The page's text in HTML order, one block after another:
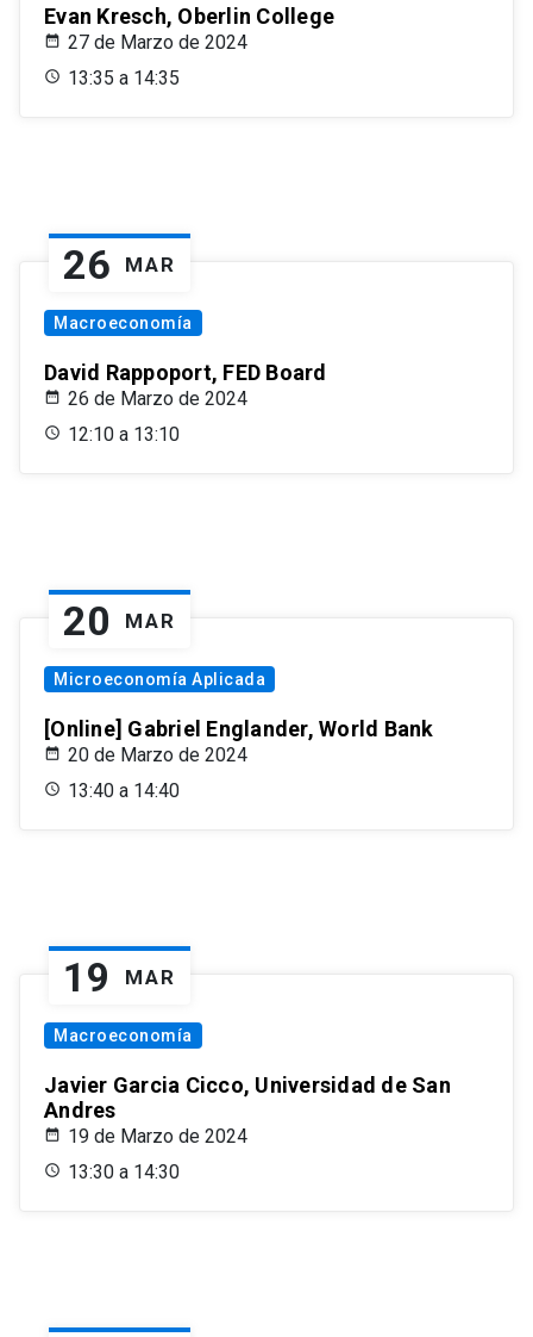
Evan Kresch, Oberlin College
27 de Marzo de 2024
13:35 a 14:35
26 MAR
Macroeconomía
David Rappoport, FED Board
26 de Marzo de 2024
12:10 a 13:10
20 MAR
Microeconomía Aplicada
[Online] Gabriel Englander, World Bank
20 de Marzo de 2024
13:40 a 14:40
19 MAR
Macroeconomía
Javier Garcia Cicco, Universidad de San
Andres
19 de Marzo de 2024
13:30 a 14:30